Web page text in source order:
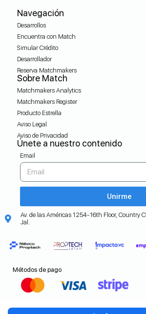
Navegación
Desarrollos
Encuentra con Match
Simular Crédito
Desarrollador
Reserva Matchmakers
Sobre Match
Matchmakers Analytics
Matchmakers Register
Producto Estrella
Aviso Legal
Aviso de Privacidad
Únete a nuestro contenido
Email
Unirme
Av. de las Américas 1254-16th Floor, Country
Jal.
Métodos de pago